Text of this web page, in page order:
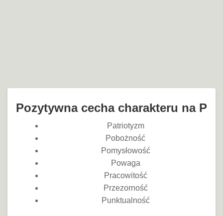
Pozytywna cecha charakteru na P
Patriotyzm
Pobożność
Pomysłowość
Powaga
Pracowitość
Przezorność
Punktualność